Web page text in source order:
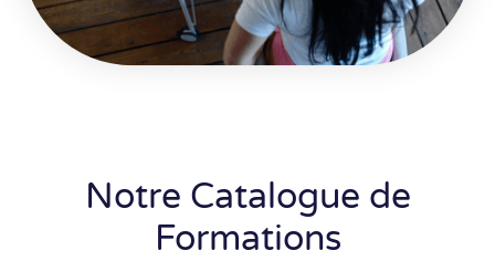
Notre Catalogue de
Formations